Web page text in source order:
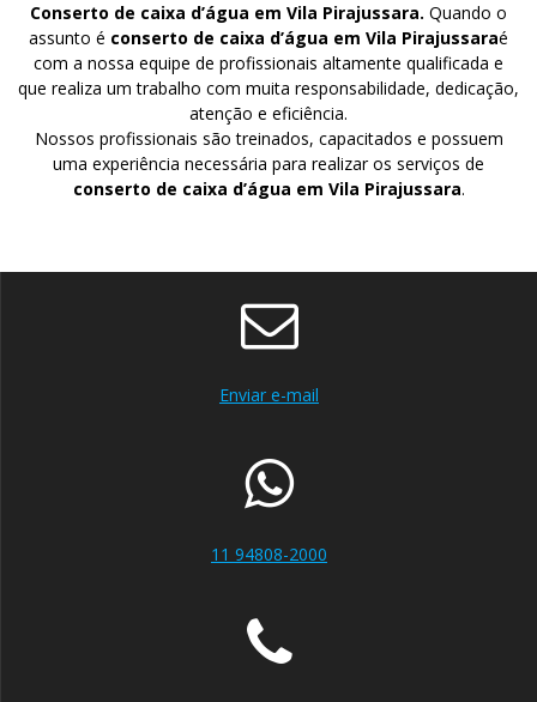
Conserto de caixa d’água em Vila Pirajussara. Quando o
assunto é conserto de caixa d’água em Vila Pirajussaraé
com a nossa equipe de profissionais altamente qualificada e
que realiza um trabalho com muita responsabilidade, dedicação,
atenção e eficiência.
Nossos profissionais são treinados, capacitados e possuem
uma experiência necessária para realizar os serviços de
conserto de caixa d’água em Vila Pirajussara.
Enviar e-mail
11 94808-2000